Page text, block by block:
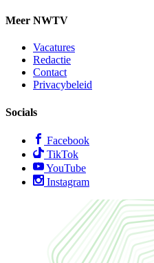
Meer NWTV
Vacatures
Redactie
Contact
Privacybeleid
Socials
Facebook
TikTok
YouTube
Instagram